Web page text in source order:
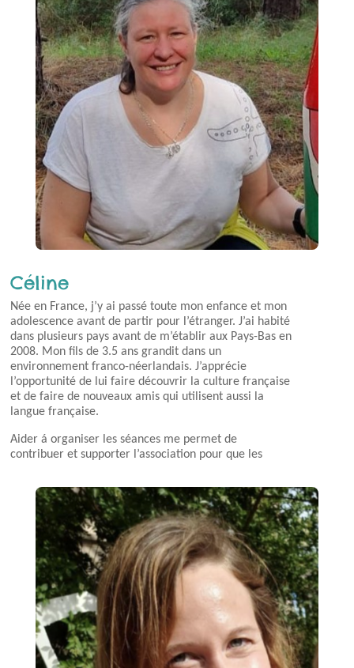
Céline
Née en France, j’y ai passé toute mon enfance et mon
adolescence avant de partir pour l’étranger. J’ai habité
dans plusieurs pays avant de m’établir aux Pays-Bas en
2008. Mon fils de 3.5 ans grandit dans un
environnement franco-néerlandais. J’apprécie
l’opportunité de lui faire découvrir la culture française
et de faire de nouveaux amis qui utilisent aussi la
langue française.
Aider á organiser les séances me permet de
contribuer et supporter l’association pour que les
françaises.